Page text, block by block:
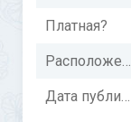
Платная?
Расположение:
Дата публикации: